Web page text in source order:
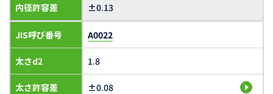
内径許容差 ±0.13
JIS呼び番号
太さd2
太さ許容差
A0022
1.8
±0.08